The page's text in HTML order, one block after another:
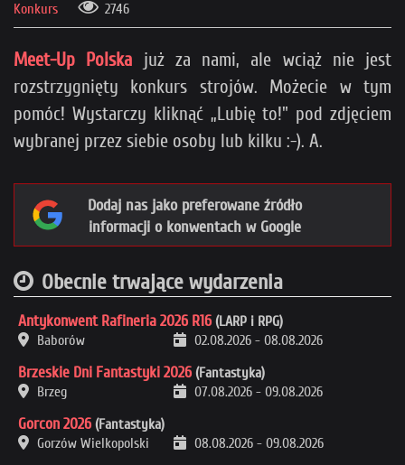
Konkurs
2746
Meet-Up Polska już za nami, ale wciąż nie jest
rozstrzygnięty konkurs strojów. Możecie w tym
pomóc! Wystarczy kliknąć „Lubię to!" pod zdjęciem
wybranej przez siebie osoby lub kilku :-). A.
Dodaj nas jako preferowane źródło
informacji o konwentach w Google
Obecnie trwające wydarzenia
Antykonwent Rafineria 2026 R16 (LARP i RPG)
Baborów
02.08.2026 - 08.08.2026
Brzeskie Dni Fantastyki 2026 (Fantastyka)
Brzeg
07.08.2026 - 09.08.2026
Gorcon 2026 (Fantastyka)
Gorzów Wielkopolski
08.08.2026 - 09.08.2026